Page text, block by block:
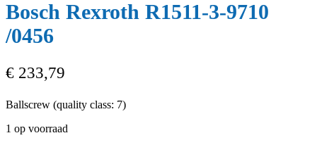
Bosch Rexroth R1511-3-9710
/0456
€ 233,79
Ballscrew (quality class: 7)
1 op voorraad